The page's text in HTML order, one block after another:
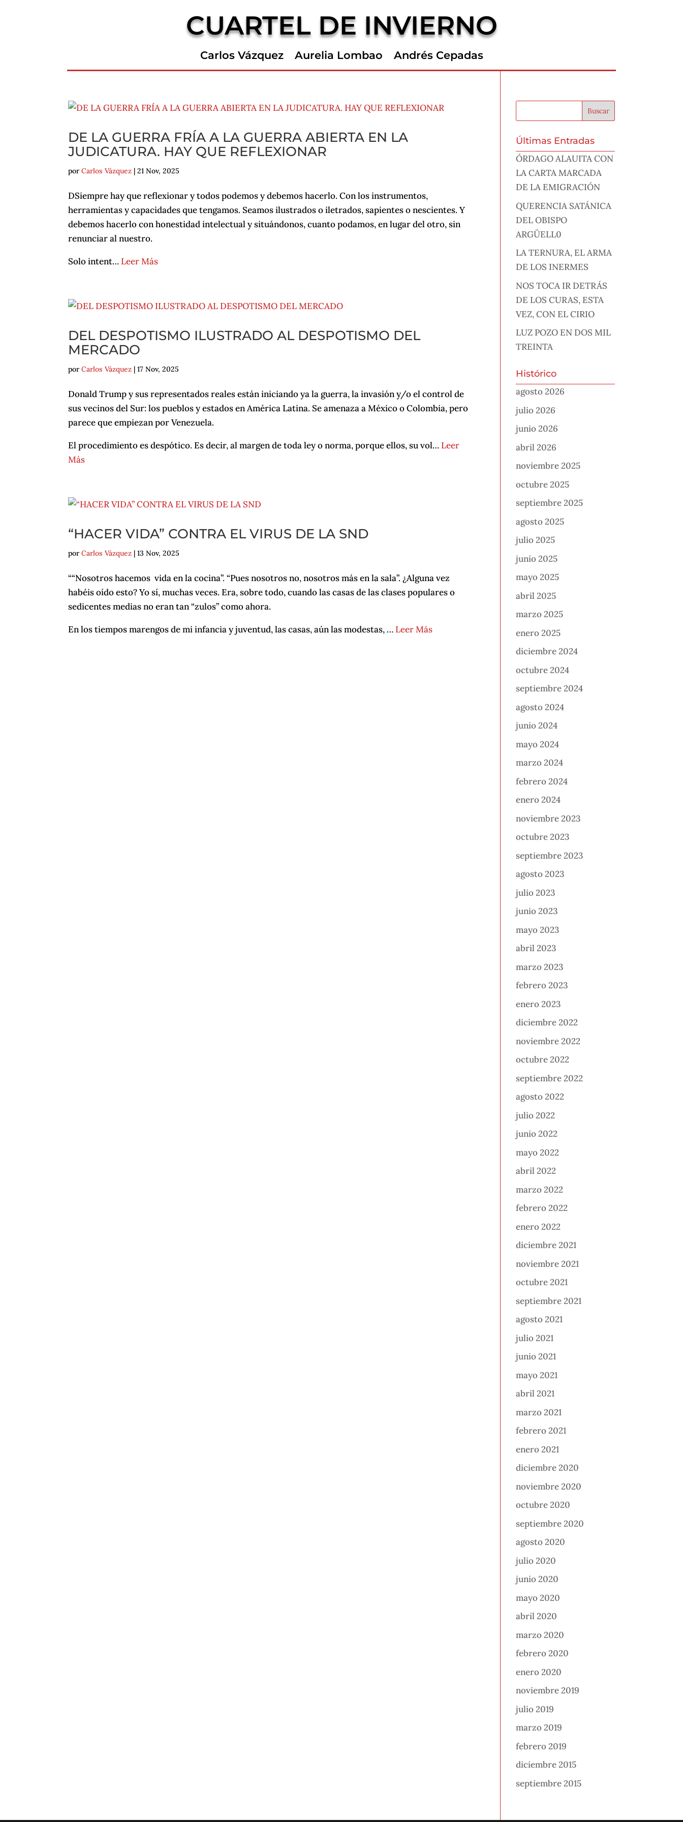
CUARTEL DE INVIERNO
Carlos Vázquez Aurelia Lombao Andrés Cepadas
DE LA GUERRA FRÍA A LA GUERRA ABIERTA EN LA
JUDICATURA. HAY QUE REFLEXIONAR
porCarlos Vázquez |21 Nov, 2025
DSiempre hay que reflexionar y todos podemos y debemos hacerlo. Con los instrumentos,
herramientas y capacidades que tengamos. Seamos ilustrados o iletrados, sapientes o nescientes. Y
debemos hacerlo con honestidad intelectual y situándonos, cuanto podamos, en lugar del otro, sin
renunciar al nuestro.
Solo intent… Leer Más
DEL DESPOTISMO ILUSTRADO AL DESPOTISMO DEL
MERCADO
porCarlos Vázquez |17 Nov, 2025
Donald Trump y sus representados reales están iniciando ya la guerra, la invasión y/o el control de
sus vecinos del Sur: los pueblos y estados en América Latina. Se amenaza a México o Colombia, pero
parece que empiezan por Venezuela.
El procedimiento es despótico. Es decir, al margen de toda ley o norma, porque ellos, su vol… Leer
Más
“HACER VIDA” CONTRA EL VIRUS DE LA SND
porCarlos Vázquez |13 Nov, 2025
““Nosotros hacemos vida en la cocina”. “Pues nosotros no, nosotros más en la sala”. ¿Alguna vez
habéis oído esto? Yo sí, muchas veces. Era, sobre todo, cuando las casas de las clases populares o
sedicentes medias no eran tan “zulos” como ahora.
En los tiempos marengos de mi infancia y juventud, las casas, aún las modestas, … Leer Más
Últimas Entradas
ÓRDAGO ALAUITA CON
LA CARTA MARCADA
DE LA EMIGRACIÓN
QUERENCIA SATÁNICA
DEL OBISPO
ARGÜELL0
LA TERNURA, EL ARMA
DE LOS INERMES
NOS TOCA IR DETRÁS
DE LOS CURAS, ESTA
VEZ, CON EL CIRIO
LUZ POZO EN DOS MIL
TREINTA
Histórico
agosto 2026
julio 2026
junio 2026
abril 2026
noviembre 2025
octubre 2025
septiembre 2025
agosto 2025
julio 2025
junio 2025
mayo 2025
abril 2025
marzo 2025
enero 2025
diciembre 2024
octubre 2024
septiembre 2024
agosto 2024
junio 2024
mayo 2024
marzo 2024
febrero 2024
enero 2024
noviembre 2023
octubre 2023
septiembre 2023
agosto 2023
julio 2023
junio 2023
mayo 2023
abril 2023
marzo 2023
febrero 2023
enero 2023
diciembre 2022
noviembre 2022
octubre 2022
septiembre 2022
agosto 2022
julio 2022
junio 2022
mayo 2022
abril 2022
marzo 2022
febrero 2022
enero 2022
diciembre 2021
noviembre 2021
octubre 2021
septiembre 2021
agosto 2021
julio 2021
junio 2021
mayo 2021
abril 2021
marzo 2021
febrero 2021
enero 2021
diciembre 2020
noviembre 2020
octubre 2020
septiembre 2020
agosto 2020
julio 2020
junio 2020
mayo 2020
abril 2020
marzo 2020
febrero 2020
enero 2020
noviembre 2019
julio 2019
marzo 2019
febrero 2019
diciembre 2015
septiembre 2015